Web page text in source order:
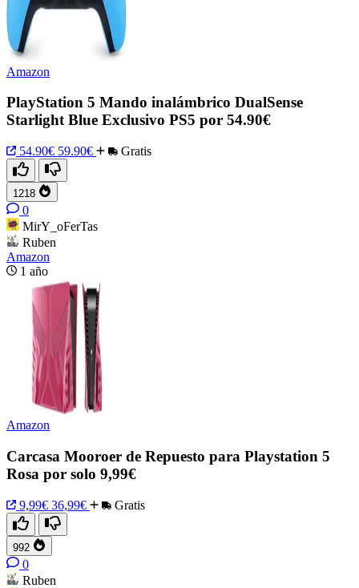
Amazon
PlayStation 5 Mando inalámbrico DualSense
Starlight Blue Exclusivo PS5 por 54.90€
54.90€ 59.90€ Gratis
1218
0
MirY_oFerTas
Ruben
Amazon
1 año
Amazon
Carcasa Mooroer de Repuesto para Playstation 5
Rosa por solo 9,99€
9,99€ 36,99€ Gratis
992
0
Ruben